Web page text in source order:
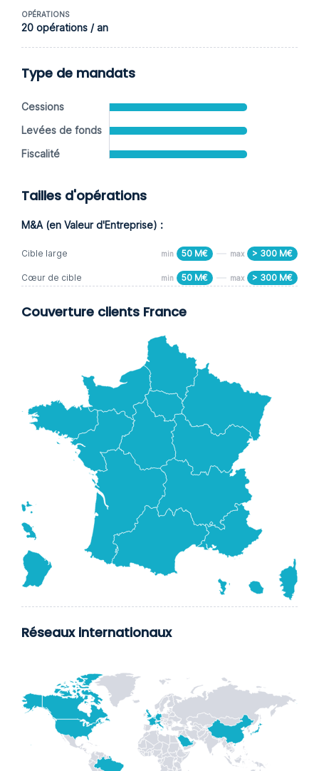
OPÉRATIONS
20 opérations / an
Type de mandats
Cessions
Levées de fonds
Fiscalité
Tailles d'opérations
M&A (en Valeur d'Entreprise) :
Cible large min 50 M€ max > 300 M€
Cœur de cible min 50 M€ max > 300 M€
Couverture clients France
Réseaux internationaux